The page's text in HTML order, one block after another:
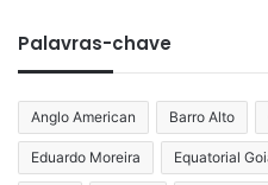
Palavras-chave
Anglo American Barro Alto
Eduardo Moreira Equatorial